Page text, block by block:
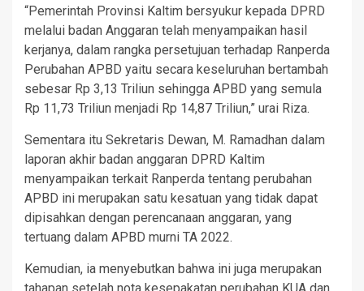
“Pemerintah Provinsi Kaltim bersyukur kepada DPRD
melalui badan Anggaran telah menyampaikan hasil
kerjanya, dalam rangka persetujuan terhadap Ranperda
Perubahan APBD yaitu secara keseluruhan bertambah
sebesar Rp 3,13 Triliun sehingga APBD yang semula
Rp 11,73 Triliun menjadi Rp 14,87 Triliun,” urai Riza.
Sementara itu Sekretaris Dewan, M. Ramadhan dalam
laporan akhir badan anggaran DPRD Kaltim
menyampaikan terkait Ranperda tentang perubahan
APBD ini merupakan satu kesatuan yang tidak dapat
dipisahkan dengan perencanaan anggaran, yang
tertuang dalam APBD murni TA 2022.
Kemudian, ia menyebutkan bahwa ini juga merupakan